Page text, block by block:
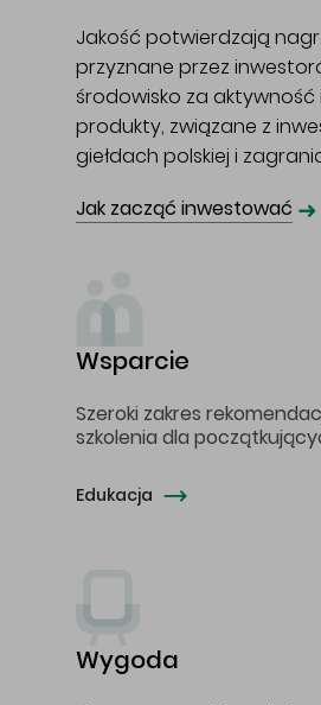
Jakość potwierdzają
przyznane przez
środowisko za
produkty, związane z
giełdach polskiej i
Jak zacząć inwestować ➜
Wsparcie
Szeroki zakres
szkolenia dla
Edukacja
Wygoda